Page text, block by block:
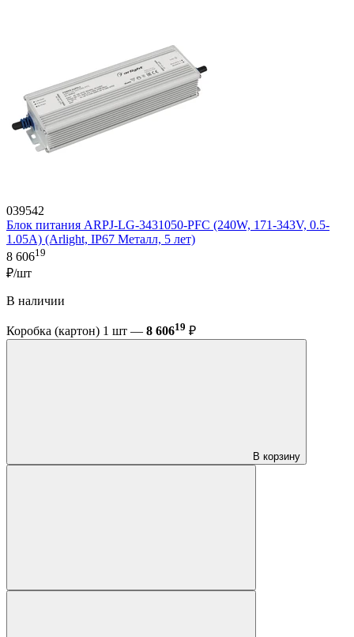
039542
Блок питания ARPJ-LG-3431050-PFC (240W, 171-343V, 0.5-
1.05A) (Arlight, IP67 Металл, 5 лет)
8 60619
₽/шт
В наличии
Коробка (картон) 1 шт — 8 60619 ₽
В корзину